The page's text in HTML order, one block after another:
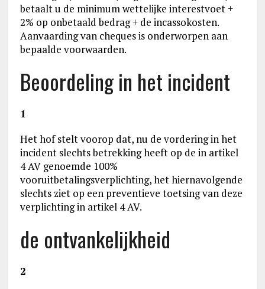
betaalt u de minimum wettelijke interestvoet +
2% op onbetaald bedrag + de incassokosten.
Aanvaarding van cheques is onderworpen aan
bepaalde voorwaarden.
Beoordeling in het incident
1
Het hof stelt voorop dat, nu de vordering in het
incident slechts betrekking heeft op de in artikel
4 AV genoemde 100%
vooruitbetalingsverplichting, het hiernavolgende
slechts ziet op een preventieve toetsing van deze
verplichting in artikel 4 AV.
de ontvankelijkheid
2